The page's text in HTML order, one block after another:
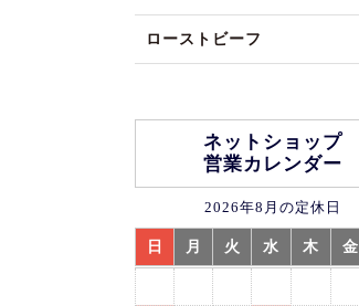
ローストビーフ
ネットショップ
営業カレンダー
2026年8月の定休日
日 月 火 水 木 金